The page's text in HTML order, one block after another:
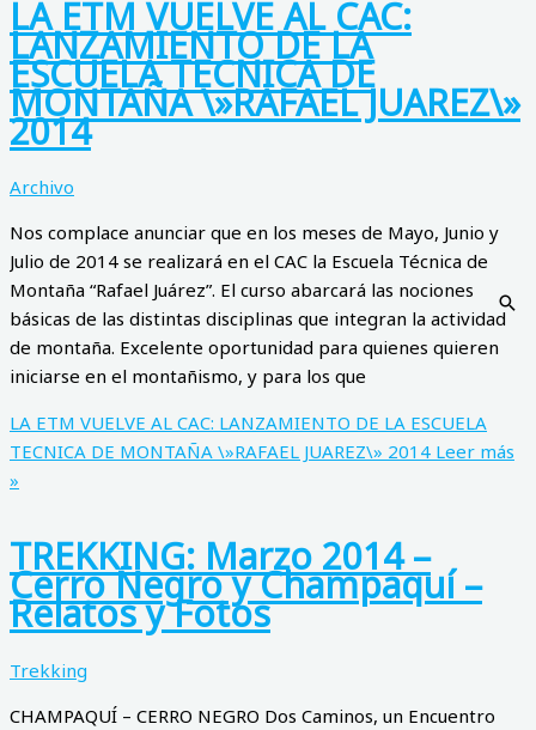
LA ETM VUELVE AL CAC:
LANZAMIENTO DE LA
ESCUELA TECNICA DE
MONTAÑA \»RAFAEL JUAREZ\»
2014
Archivo
Nos complace anunciar que en los meses de Mayo, Junio y
Julio de 2014 se realizará en el CAC la Escuela Técnica de
Montaña “Rafael Juárez”. El curso abarcará las nociones
básicas de las distintas disciplinas que integran la actividad
de montaña. Excelente oportunidad para quienes quieren
iniciarse en el montañismo, y para los que
LA ETM VUELVE AL CAC: LANZAMIENTO DE LA ESCUELA
TECNICA DE MONTAÑA \»RAFAEL JUAREZ\» 2014 Leer más
»
TREKKING: Marzo 2014 –
Cerro Negro y Champaquí –
Relatos y Fotos
Trekking
CHAMPAQUÍ – CERRO NEGRO Dos Caminos, un Encuentro